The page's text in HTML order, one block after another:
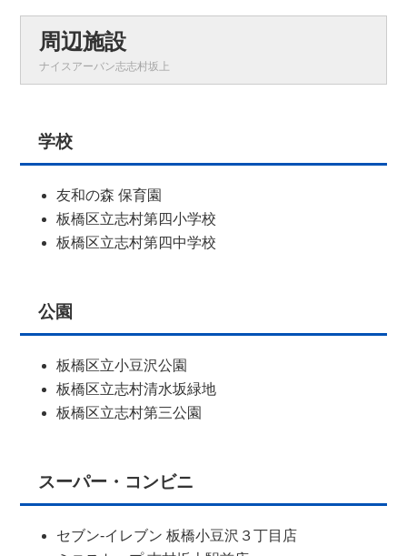
周辺施設
ナイスアーバン志志村坂上
学校
友和の森 保育園
板橋区立志村第四小学校
板橋区立志村第四中学校
公園
板橋区立小豆沢公園
板橋区立志村清水坂緑地
板橋区立志村第三公園
スーパー・コンビニ
セブン-イレブン 板橋小豆沢３丁目店